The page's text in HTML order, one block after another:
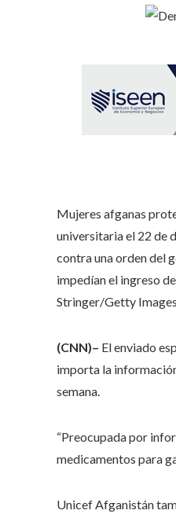
Mujeres afganas
universitaria el 22 de
contra una orden del
impedían el ingreso
Stringer/Getty
(CNN)– El enviado
importa la
semana.
“Preocupada por
medicamentos para
Unicef ​​Afganistán